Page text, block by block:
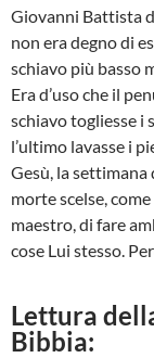
Giovanni Battista
non era degno di
schiavo più basso
Era d’uso che il
schiavo togliesse i
l’ultimo lavasse i
Gesù, la settimana
morte scelse,
maestro, di fare
cose Lui stesso.
Lettura
Bibbia: